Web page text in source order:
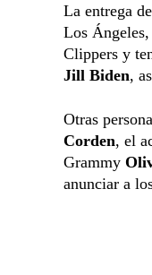
La entrega
Los
Clippers y
Jill Biden,
Otras
Corden, el
Grammy
anunciar a